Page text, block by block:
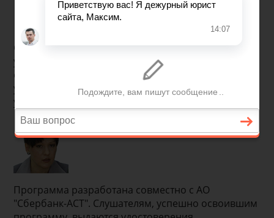
Об актуальных изменениях в КС узнаете, став
участником программы, разработанной
совместно с АО "Сбербанк-АСТ". Слушателям,
успешно освоившим программу выдаются
удостоверения установленного образца.
Программа разработана совместно с АО
"Сбербанк-АСТ". Слушателям, успешно освоившим